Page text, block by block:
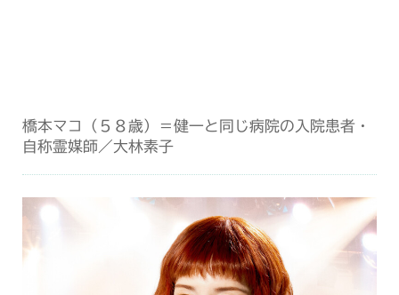
橋本マコ（５８歳）＝健一と同じ病院の入院患者・
自称霊媒師／大林素子